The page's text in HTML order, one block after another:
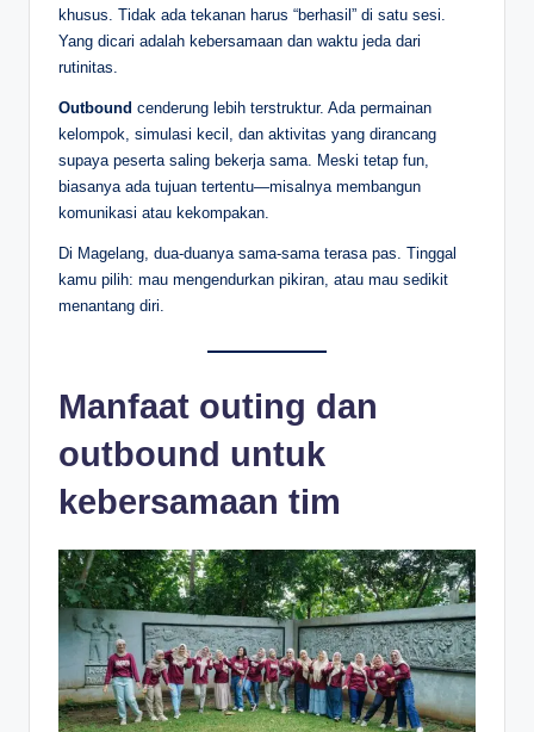
khusus. Tidak ada tekanan harus “berhasil” di satu sesi.
Yang dicari adalah kebersamaan dan waktu jeda dari
rutinitas.
Outbound cenderung lebih terstruktur. Ada permainan
kelompok, simulasi kecil, dan aktivitas yang dirancang
supaya peserta saling bekerja sama. Meski tetap fun,
biasanya ada tujuan tertentu—misalnya membangun
komunikasi atau kekompakan.
Di Magelang, dua-duanya sama-sama terasa pas. Tinggal
kamu pilih: mau mengendurkan pikiran, atau mau sedikit
menantang diri.
Manfaat outing dan
outbound untuk
kebersamaan tim